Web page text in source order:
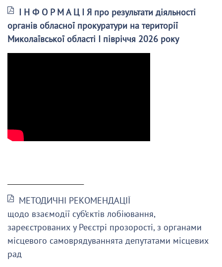
І Н Ф О Р М А Ц І Я про результати діяльності
органів обласної прокуратури на території
Миколаївської області І півріччя 2026 року
МЕТОДИЧНІ РЕКОМЕНДАЦІЇ
щодо взаємодії суб’єктів лобіювання,
зареєстрованих у Реєстрі прозорості, з органами
місцевого самоврядуваннята депутатами місцевих
рад